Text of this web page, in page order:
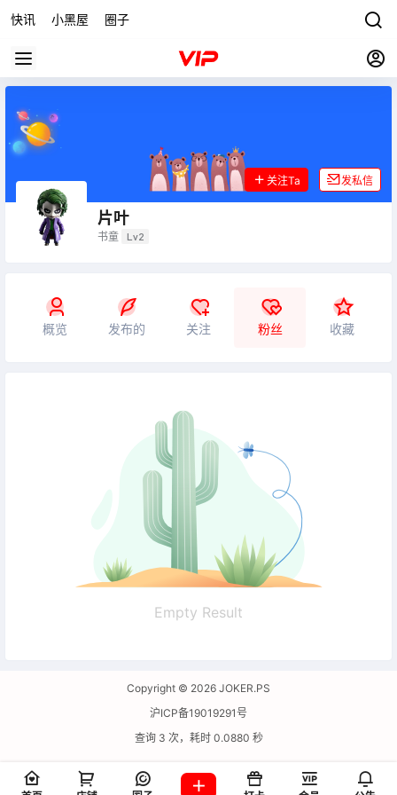
快讯 小黑屋 圈子
片叶
书童 Lv2
关注Ta 发私信
概览 发布的 关注 粉丝 收藏
Empty Result
Copyright © 2026 JOKER.PS
沪ICP备19019291号
查询 3 次，耗时 0.0880 秒